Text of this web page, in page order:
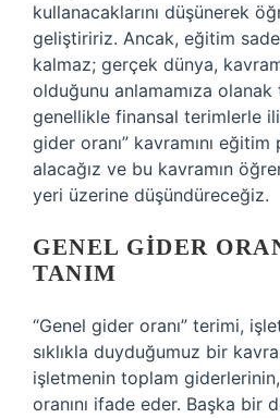
kullanacaklarını düşünerek
geliştiririz. Ancak, eğitim
kalmaz; gerçek dünya,
olduğunu anlamamıza olanak
genellikle finansal terimlerle
gider oranı” kavramını
alacağız ve bu kavramın
yeri üzerine düşündüreceğiz.
GENEL GIDER
TANIM
“Genel gider oranı” terimi,
sıklıkla duyduğumuz bir
işletmenin toplam
oranını ifade eder. Başka bir